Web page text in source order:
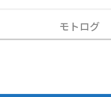
モトログ